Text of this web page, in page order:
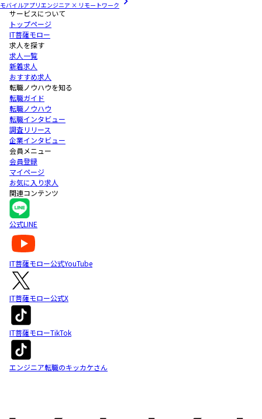
モバイルアプリエンジニア × リモートワーク
サービスについて
トップページ
IT菩薩モロー
求人を探す
求人一覧
新着求人
おすすめ求人
転職ノウハウを知る
転職ガイド
転職ノウハウ
転職インタビュー
調査リリース
企業インタビュー
会員メニュー
会員登録
マイページ
お気に入り求人
関連コンテンツ
公式LINE
IT菩薩モロー公式YouTube
IT菩薩モロー公式X
IT菩薩モローTikTok
エンジニア転職のキッカケさん